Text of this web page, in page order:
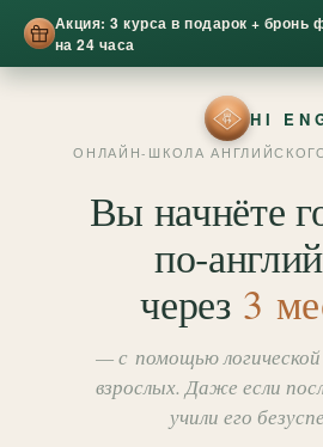
Акция: 3 курса в подарок + бронь
на 24 часа
HI
ОНЛАЙН-ШКОЛА
Вы начнёте
через 3
— с помощью
взрослых. Даже если
учили его